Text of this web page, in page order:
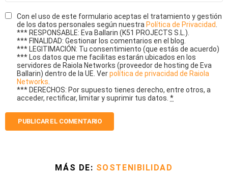
Con el uso de este formulario aceptas el tratamiento y gestión
de los datos personales según nuestra Política de Privacidad
*** RESPONSABLE: Eva Ballarin (K51 PROJECTS S.L.).
*** FINALIDAD: Gestionar los comentarios en el blog.
*** LEGITIMACIÓN: Tu consentimiento (que estás de acuerdo)
*** Los datos que me facilitas estarán ubicados en los
servidores de Raiola Networks (proveedor de hosting de Eva
Ballarin) dentro de la UE. Verpolítica de privacidad de Raiola
Networks
*** DERECHOS: Por supuesto tienes derecho, entre otros, a
acceder, rectificar, limitar y suprimir tus datos. *
MÁS DE: SOSTENIBILIDAD